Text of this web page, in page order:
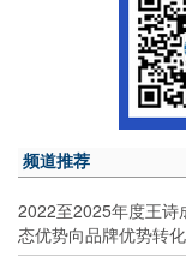
频道推荐
2022至2025年度王诗
态优势向品牌优势转